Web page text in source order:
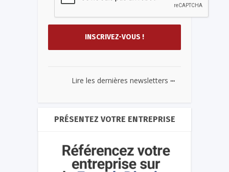
Lire les dernières newsletters ...
PRÉSENTEZ VOTRE ENTREPRISE